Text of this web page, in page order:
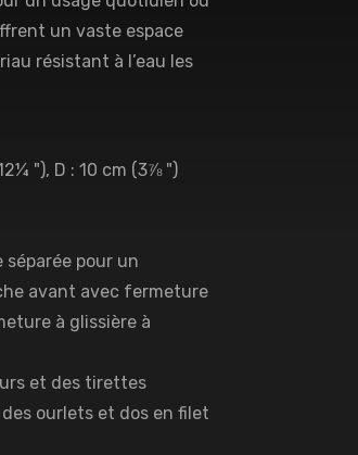
un vaste espace
résistant à l’eau les
"), D : 10 cm (3⅞ ")
séparée pour un
avant avec fermeture
à glissière à
et des tirettes
des ourlets et dos en filet